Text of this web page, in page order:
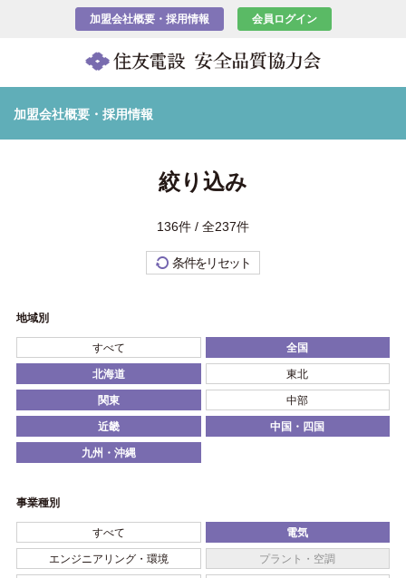
加盟会社概要・採用情報 会員ログイン
加盟会社概要・採用情報
絞り込み
136件 / 全237件
条件をリセット
地域別
すべて 全国
北海道 東北
関東 中部
近畿 中国・四国
九州・沖縄
事業種別
すべて 電気
エンジニアリング・環境 プラント・空調